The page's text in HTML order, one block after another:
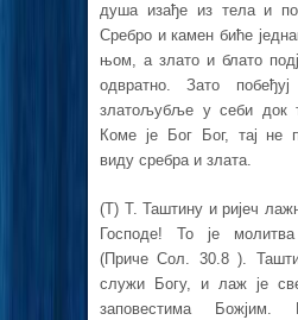
душа изађе из тела и
Сребро и камен биће
њом, а злато и блато
одвратно. Зато
златољубље у себи док
Коме је Бог Бог, тај не
виду сребра и злата.
(T) Т. Таштину и ријеч
Господе! То је
(Приче Сол. 30.8 ).
служи Богу, и лаж је
заповестима Божјим.